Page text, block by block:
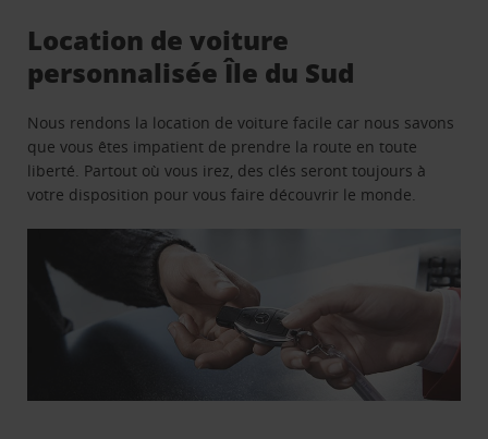
Location de voiture
personnalisée Île du Sud
Nous rendons la location de voiture facile car nous savons
que vous êtes impatient de prendre la route en toute
liberté. Partout où vous irez, des clés seront toujours à
votre disposition pour vous faire découvrir le monde.